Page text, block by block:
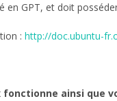
en GPT, et doit
: http://doc.ubuntu-
ainsi que